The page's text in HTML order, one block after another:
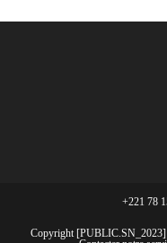
+221 78
Copyright [PUBLIC.SN_2023]